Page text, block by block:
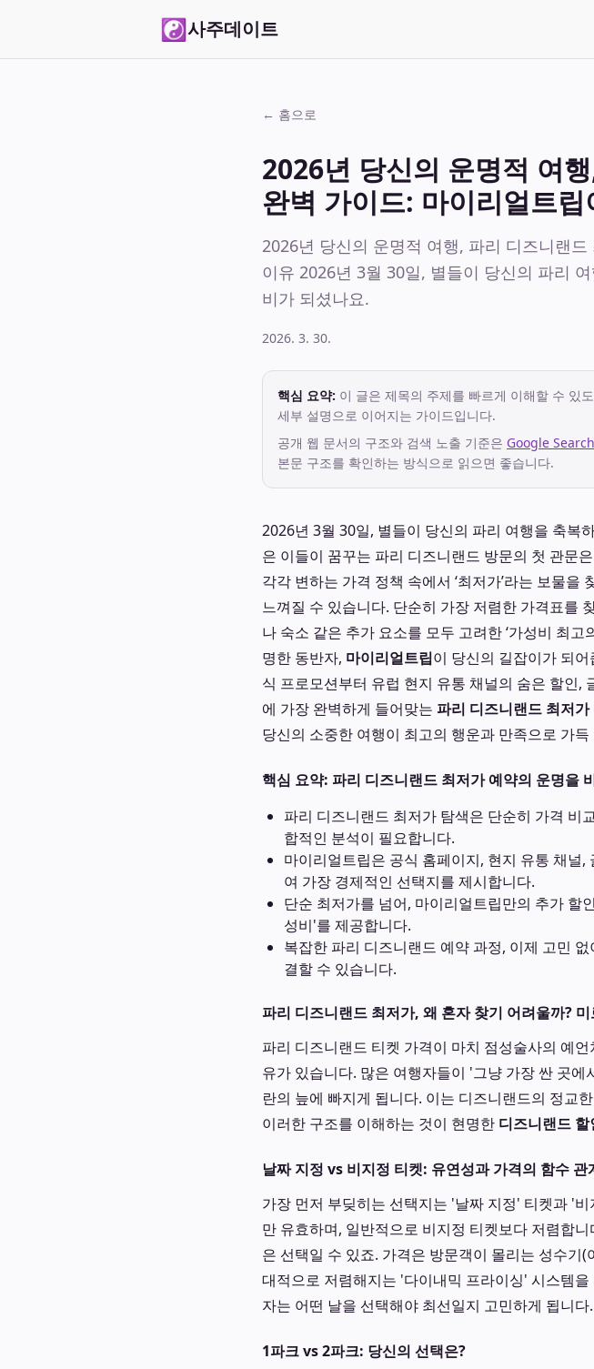
☯사주데이트
← 홈으로
2026년 당신의 운명적 여
완벽 가이드: 마이리얼트
2026년 당신의 운명적 여행, 파리 디즈니랜
이유 2026년 3월 30일, 별들이 당신의 파리
비가 되셨나요.
2026. 3. 30.
핵심 요약: 이 글은 제목의 주제를 빠르게 이해할 수 있
세부 설명으로 이어지는 가이드입니다.
공개 웹 문서의 구조와 검색 노출 기준은 Google
본문 구조를 확인하는 방식으로 읽으면 좋습니다.
2026년 3월 30일, 별들이 당신의 파리 여행을 축복
은 이들이 꿈꾸는 파리 디즈니랜드 방문의 첫 관문
각각 변하는 가격 정책 속에서 ‘최저가’라는 보물
느껴질 수 있습니다. 단순히 가장 저렴한 가격표를
나 숙소 같은 추가 요소를 모두 고려한 ‘가성비 최
명한 동반자, 마이리얼트립이 당신의 길잡이가 되
식 프로모션부터 유럽 현지 유통 채널의 숨은 할인,
에 가장 완벽하게 들어맞는 파리 디즈니랜드 최저가
당신의 소중한 여행이 최고의 행운과 만족으로 가
핵심 요약: 파리 디즈니랜드 최저가 예약의 운명을
파리 디즈니랜드 최저가 탐색은 단순히 가격 비
합적인 분석이 필요합니다.
마이리얼트립은 공식 홈페이지, 현지 유통 채널
여 가장 경제적인 선택지를 제시합니다.
단순 최저가를 넘어, 마이리얼트립만의 추가 할
성비'를 제공합니다.
복잡한 파리 디즈니랜드 예약 과정, 이제 고민
결할 수 있습니다.
파리 디즈니랜드 최저가, 왜 혼자 찾기 어려울까?
파리 디즈니랜드 티켓 가격이 마치 점성술사의 예
유가 있습니다. 많은 여행자들이 '그냥 가장 싼 곳
란의 늪에 빠지게 됩니다. 이는 디즈니랜드의 정교
이러한 구조를 이해하는 것이 현명한 디즈니랜드 할
날짜 지정 vs 비지정 티켓: 유연성과 가격의 함수 관
가장 먼저 부딪히는 선택지는 '날짜 지정' 티켓과 '
만 유효하며, 일반적으로 비지정 티켓보다 저렴합
은 선택일 수 있죠. 가격은 방문객이 몰리는 성수기
대적으로 저렴해지는 '다이내믹 프라이싱' 시스템
자는 어떤 날을 선택해야 최선일지 고민하게 됩니다.
1파크 vs 2파크: 당신의 선택은?